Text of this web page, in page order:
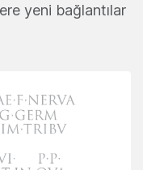
yeni bağlantılar